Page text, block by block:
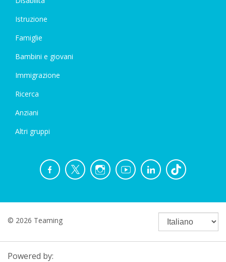
Istruzione
Famiglie
Bambini e giovani
Immigrazione
Ricerca
Anziani
Altri gruppi
© 2026 Teaming
Powered by: